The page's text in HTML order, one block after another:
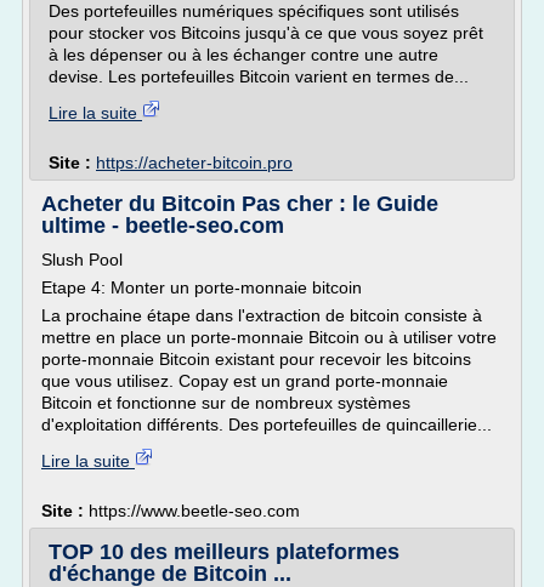
Des portefeuilles numériques spécifiques sont utilisés
pour stocker vos Bitcoins jusqu'à ce que vous soyez prêt
à les dépenser ou à les échanger contre une autre
devise. Les portefeuilles Bitcoin varient en termes de...
Lire la suite
Site : https://acheter-bitcoin.pro
Acheter du Bitcoin Pas cher : le Guide
ultime - beetle-seo.com
Slush Pool
Etape 4: Monter un porte-monnaie bitcoin
La prochaine étape dans l'extraction de bitcoin consiste à
mettre en place un porte-monnaie Bitcoin ou à utiliser votre
porte-monnaie Bitcoin existant pour recevoir les bitcoins
que vous utilisez. Copay est un grand porte-monnaie
Bitcoin et fonctionne sur de nombreux systèmes
d'exploitation différents. Des portefeuilles de quincaillerie...
Lire la suite
Site : https://www.beetle-seo.com
TOP 10 des meilleurs plateformes
d'échange de Bitcoin ...